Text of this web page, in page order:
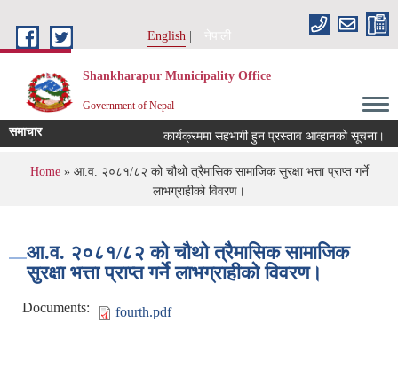
English
नेपाली
Shankharapur Municipality Office
Government of Nepal
समाचार कार्यक्रममा सहभागी हुन प्रस्ताव आव्हानको सूचना।
You are here
Home» आ.व. २०८१/८२ को चौथो त्रैमासिक सामाजिक सुरक्षा भत्ता प्राप्त गर्ने
लाभग्राहीको विवरण।
आ.व. २०८१/८२ को चौथो त्रैमासिक सामाजिक
सुरक्षा भत्ता प्राप्त गर्ने लाभग्राहीको विवरण।
Documents: fourth.pdf